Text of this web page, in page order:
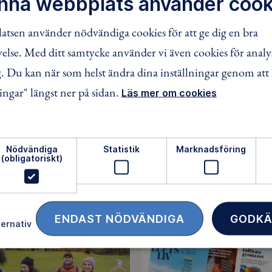
0äventyr
använder nödvändiga cookies för att ge dig en bra
Med ditt samtycke använder vi även cookies för
Du kan när som helst ändra dina inställningar genom att
längst ner på sidan. Läs mer om cookies
Nödvändiga
(obligatoriskt)
Statistik Marknadsföring
ENDAST NÖDVÄNDIGA